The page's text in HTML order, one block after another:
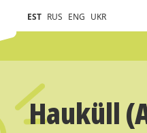
EST RUS ENG UKR
Hauküll